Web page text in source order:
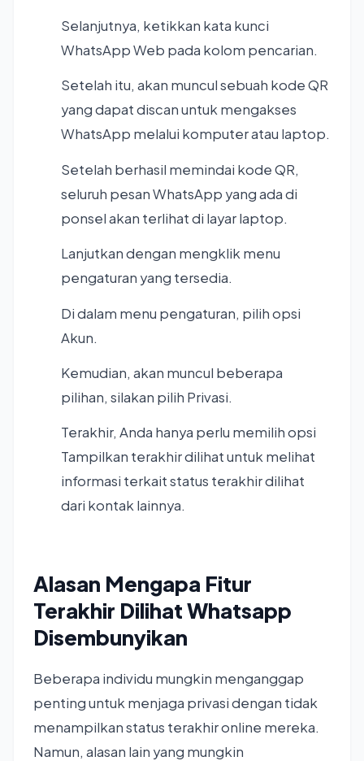
Selanjutnya, ketikkan kata kunci
WhatsApp Web pada kolom pencarian.
Setelah itu, akan muncul sebuah kode QR
yang dapat discan untuk mengakses
WhatsApp melalui komputer atau laptop.
Setelah berhasil memindai kode QR,
seluruh pesan WhatsApp yang ada di
ponsel akan terlihat di layar laptop.
Lanjutkan dengan mengklik menu
pengaturan yang tersedia.
Di dalam menu pengaturan, pilih opsi
Akun.
Kemudian, akan muncul beberapa
pilihan, silakan pilih Privasi.
Terakhir, Anda hanya perlu memilih opsi
Tampilkan terakhir dilihat untuk melihat
informasi terkait status terakhir dilihat
dari kontak lainnya.
Alasan Mengapa Fitur
Terakhir Dilihat Whatsapp
Disembunyikan
Beberapa individu mungkin menganggap
penting untuk menjaga privasi dengan tidak
menampilkan status terakhir online mereka.
Namun, alasan lain yang mungkin